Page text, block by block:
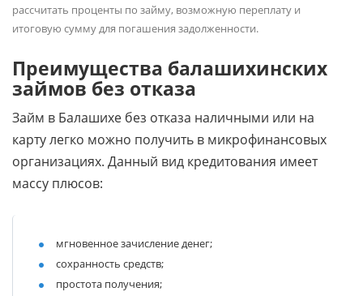
рассчитать проценты по займу, возможную переплату и
итоговую сумму для погашения задолженности.
Преимущества балашихинских
займов без отказа
Займ в Балашихе без отказа наличными или на
карту легко можно получить в микрофинансовых
организациях. Данный вид кредитования имеет
массу плюсов:
мгновенное зачисление денег;
сохранность средств;
простота получения;